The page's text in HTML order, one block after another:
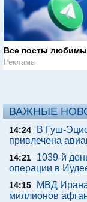
Все посты
Реклама
ВАЖНЫЕ
14:24
В Гуш-
привлечена
14:21
1039-й
операции в
14:15
МВД Ирана
миллионов